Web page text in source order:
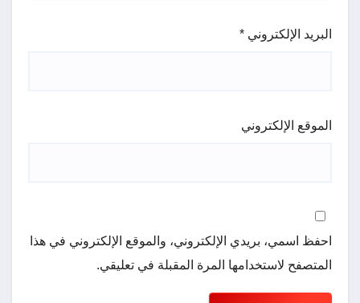
البريد الإلكتروني *
الموقع الإلكتروني
احفظ اسمي، بريدي الإلكتروني، والموقع الإلكتروني في هذا
المتصفح لاستخدامها المرة المقبلة في تعليقي.